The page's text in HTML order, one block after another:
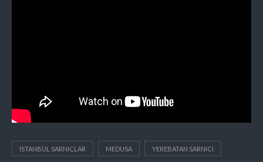
İSTANBUL SARNIÇLAR MEDUSA YEREBATAN SARNICI